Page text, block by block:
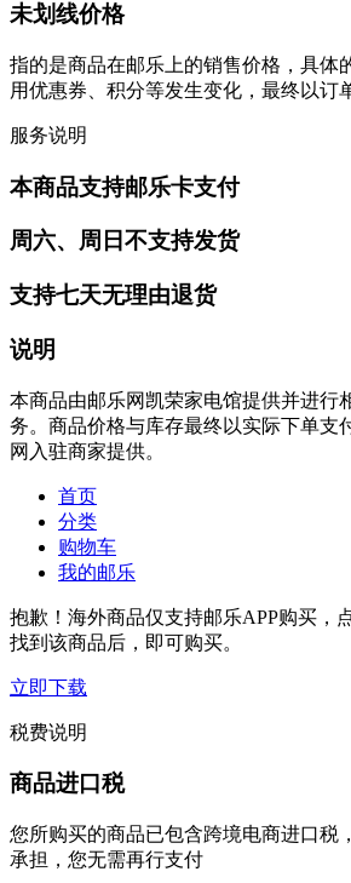
未划线价格
指的是商品在邮乐上的销售价格，具体
用优惠券、积分等发生变化，最终以订
服务说明
本商品支持邮乐卡支付
周六、周日不支持发货
支持七天无理由退货
说明
本商品由邮乐网凯荣家电馆提供并进行
务。商品价格与库存最终以实际下单支
网入驻商家提供。
首页
分类
购物车
我的邮乐
抱歉！海外商品仅支持邮乐APP购买，
找到该商品后，即可购买。
立即下载
税费说明
商品进口税
您所购买的商品已包含跨境电商进口税
承担，您无需再行支付